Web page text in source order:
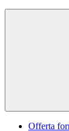
Offerta